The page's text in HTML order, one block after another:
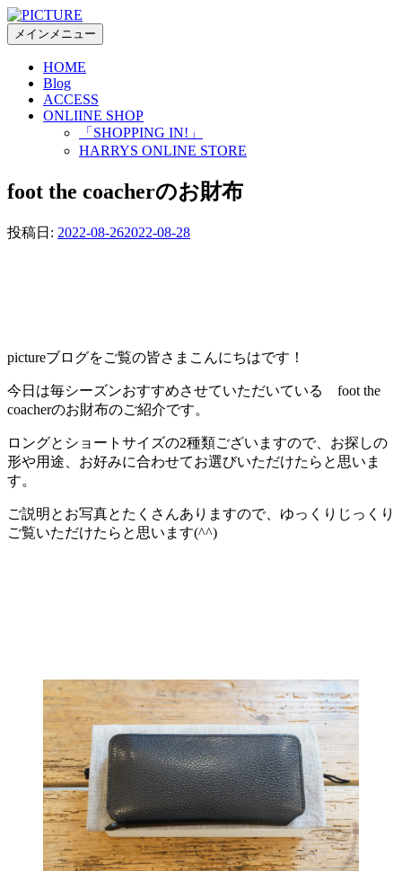
コ
ン
プ
メインメニュー
HOME
Blog
ACCESS
ONLIINE SHOP
「SHOPPING IN!」
HARRYS ONLINE STORE
foot the coacherのお財布
投稿日: 2022-08-262022-08-28
pictureブログをご覧の皆さまこんにちはです！
今日は毎シーズンおすすめさせていただいている foot the
coacherのお財布のご紹介です。
ロングとショートサイズの2種類ございますので、お探しの
形や用途、お好みに合わせてお選びいただけたらと思いま
す。
ご説明とお写真とたくさんありますので、ゆっくりじっくり
ご覧いただけたらと思います(^^)